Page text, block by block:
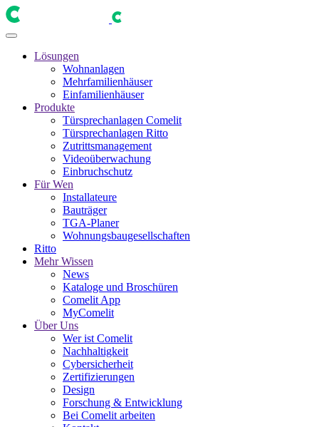
Lösungen
Wohnanlagen
Mehrfamilienhäuser
Einfamilienhäuser
Produkte
Türsprechanlagen Comelit
Türsprechanlagen Ritto
Zutrittsmanagement
Videoüberwachung
Einbruchschutz
Für Wen
Installateure
Bauträger
TGA-Planer
Wohnungsbaugesellschaften
Ritto
Mehr Wissen
News
Kataloge und Broschüren
Comelit App
MyComelit
Über Uns
Wer ist Comelit
Nachhaltigkeit
Cybersicherheit
Zertifizierungen
Design
Forschung & Entwicklung
Bei Comelit arbeiten